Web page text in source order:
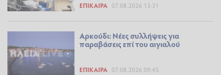
ΕΠΊΚΑΙΡΑ 07.08.2026 13:31
Αρκούδι: Νέες συλλήψεις για
παραβάσεις επί του αιγιαλού
ΕΠΊΚΑΙΡΑ 07.08.2026 09:45